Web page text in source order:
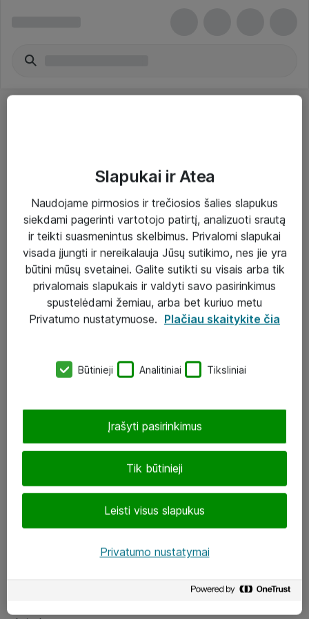
Paslaugos
Sprendimai
Įgyvendinti projektai
Atea ekspertų patarimai verslui
eShop@atea.lt
LinkedIn
Slapukai ir Atea
Naudojame pirmosios ir trečiosios šalies slapukus
siekdami pagerinti vartotojo patirtį, analizuoti srautą
ir teikti suasmenintus skelbimus. Privalomi slapukai
visada įjungti ir nereikalauja Jūsų sutikimo, nes jie yra
būtini mūsų svetainei. Galite sutikti su visais arba tik
privalomais slapukais ir valdyti savo pasirinkimus
spustelėdami žemiau, arba bet kuriuo metu
Privatumo nustatymuose. Plačiau skaitykite čia
Būtinieji Analitiniai Tiksliniai
Tik būtinieji
Leisti visus slapukus
Įrašyti pasirinkimus
Privatumo nustatymai